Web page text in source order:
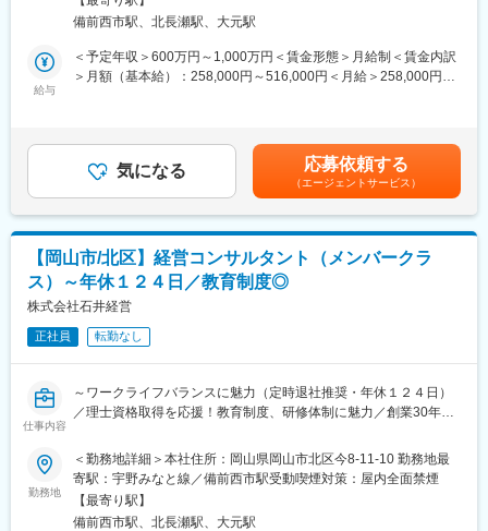
＜当社のプロジェクト実例＞
＜未経験からの入社の決め手＞
一員として活躍したいと転職を決意。」（前職：地方公務員）
＜求人のポイント＞
・高レベルなマネージャーからの指導と、内部研修でのロジカル
シンキング研修など、成長機会が豊富。
・産学官金支援コミュニティーに参画し、大学や県内企業と共に
サポート。
・大手コンサルティング会社出身の上長と、非常に近い距離でコ
ンサル業務を行うことが可能。
ージャー→プリンシパル
とクライアント満足度の向上を図ります。
■業務概要：
岡山本社の中小企業に対する経営コンサルタント業務をお願いし
・主に岡山本社の中小企業に対する経営コンサルタント業務を担
・経営者へのヒアリング、経営課題の分析、事業戦略策定支援、
・顧客先の税務監査（経理チェック、指導）
※経験者の方も入社後3ヶ月は担当を持たず、研修により少しずつ
業務に慣れていただきます。
■働き方：
同社は、ワークライフバランスを重視した働き方を推進していま
す。
また経験豊かな税理士が多数在籍しており、チームワークを重視
しています。新人でもサポート体制が整っており、質問や相談が
しやすい環境です。専門知識を深めながら成長できる職場です。
対応）も取得可能、組織全体で資格取得！
・入社後研修制度／自己研修制度を導入。
■企業の特徴／魅力：
備前西市駅、北長瀬駅、大元駅
給与
＜予定年収＞600万円～1,000万円＜賃金形態＞月給制＜賃金内訳
＞月額（基本給）：258,000円～516,000円＜月給＞258,000円～
月分賃金はあくまでも目安の金額であり、選考を通じて上下する
可能性があります。月給(月額)は固定手当を含めた表記です。
気になる 応募依頼する
（エージェントサービス）
【岡山市/北区】経営コンサルタント（メンバークラ
ス）～年休１２４日／教育制度◎
株式会社石井経営
正社員 転勤なし
仕事内容
～ワークライフバランスに魅力（定時退社推奨・年休１２４日）
／理士資格取得を応援！教育制度、研修体制に魅力／創業30年
■募集背景：
同社は、クライアント数の増加と業務拡大に伴い、経営コンサル
タントを募集しています。これにより、より一層のサービス向上
とクライアント満足度の向上を図ります。
勤務地
＜勤務地詳細＞本社住所：岡山県岡山市北区今8-11-10 勤務地最
寄駅：宇野みなと線／備前西市駅受動喫煙対策：屋内全面禁煙
【最寄り駅】
備前西市駅、北長瀬駅、大元駅